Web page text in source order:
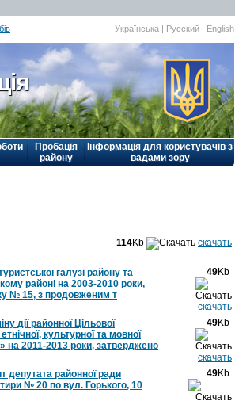
Українська | Русский | English
Пробація
району
Інформація для користувачів з
вадами зору
114Kb скачать
галузі району та
районі на 2003-2010 роки,
№ 15, з продовженим т
49Kb
скачать
дії районної Цільової
культурної та мовної
на 2011-2013 роки, затверджено
49Kb
скачать
депутата районної ради
№ 20 по вул. Горького, 10
49Kb